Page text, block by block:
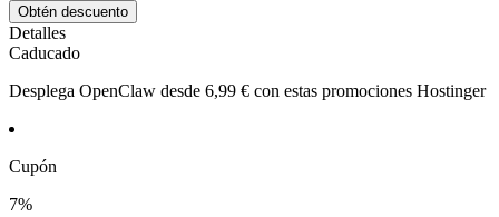
Obtén descuento
Detalles
Caducado
Desplega OpenClaw desde 6,99 € con estas promociones Hostinger
Cupón
7%